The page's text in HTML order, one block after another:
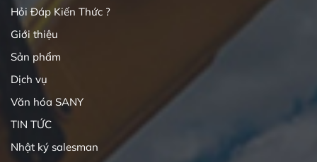
Hỏi Đáp Kiến Thức ?
Giới thiệu
Sản phẩm
Dịch vụ
Văn hóa SANY
TIN TỨC
Nhật ký salesman